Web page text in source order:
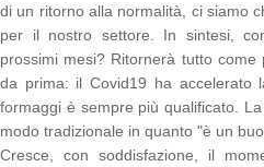
di un ritorno alla normalità, ci siamo
per il nostro settore. In sintesi,
prossimi mesi? Ritornerà tutto
da prima: il Covid19 ha accelerato
formaggi è sempre più qualificato.
modo tradizionale in quanto "è un
Cresce, con soddisfazione, il